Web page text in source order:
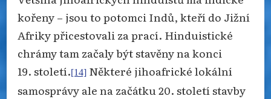
kořeny – jsou to potomci Indů, kteří do Jižní
Afriky přicestovali za prací. Hinduistické
chrámy tam začaly být stavěny na konci
19. století.[14] Některé jihoafrické lokální
samosprávy ale na začátku 20. století stavby